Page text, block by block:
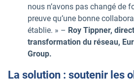
nous n’avons pas changé de
preuve qu’une bonne
établie. » – Roy Tippner,
transformation du réseau,
Group.
La solution : soutenir les